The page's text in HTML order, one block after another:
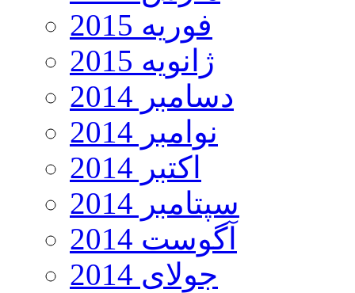
فوریه 2015
ژانویه 2015
دسامبر 2014
نوامبر 2014
اکتبر 2014
سپتامبر 2014
آگوست 2014
جولای 2014